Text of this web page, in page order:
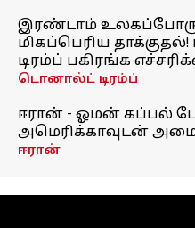
இரண்டாம்
மிகப்பெரிய
டிரம்ப் பகிரங்க
டொனால்ட் டிரம்ப்
ஈரான் - ஓமன் கப்பல்
அமெரிக்காவுடன்
ஈரான்